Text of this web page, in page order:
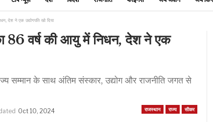
देश ने एक उद्योगपति खो दिया
86 वर्ष की आयु में निधन, देश ने एक
सम्मान के साथ अंतिम संस्कार, उद्योग और राजनीति जगत से
राजस्थान राज्य सीकर
Oct 10, 2024